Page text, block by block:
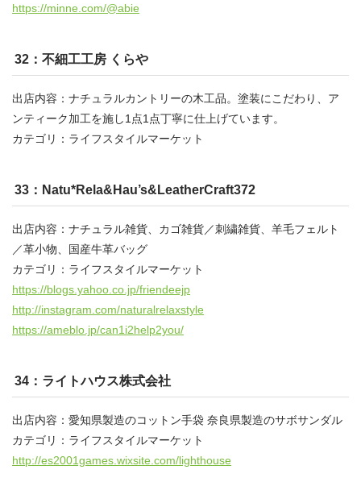
https://minne.com/@abie
32：不細工工房 くらや
出店内容：ナチュラルカントリーの木工品。塗装にこだわり、ア
ンティーク加工を施し1点1点丁寧に仕上げています。
カテゴリ：ライフスタイルマーケット
33：Natu*Rela&Hau’s&LeatherCraft372
出店内容：ナチュラル雑貨、カゴ雑貨／刺繍雑貨、羊毛フェルト
／革小物、国産牛革バッグ
カテゴリ：ライフスタイルマーケット
https://blogs.yahoo.co.jp/friendeejp
http://instagram.com/naturalrelaxstyle
https://ameblo.jp/can1i2help2you/
34：ライトハウス株式会社
出店内容：愛知県製造のコットン手袋 奈良県製造のサボサンダル
カテゴリ：ライフスタイルマーケット
http://es2001games.wixsite.com/lighthouse